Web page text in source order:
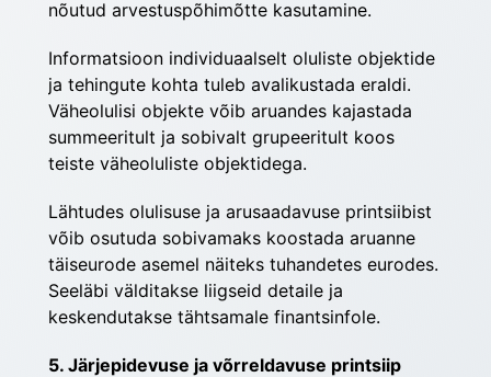
nõutud arvestuspõhimõtte kasutamine.
Informatsioon individuaalselt oluliste objektide
ja tehingute kohta tuleb avalikustada eraldi.
Väheolulisi objekte võib aruandes kajastada
summeeritult ja sobivalt grupeeritult koos
teiste väheoluliste objektidega.
Lähtudes olulisuse ja arusaadavuse printsiibist
võib osutuda sobivamaks koostada aruanne
täiseurode asemel näiteks tuhandetes eurodes.
Seeläbi välditakse liigseid detaile ja
keskendutakse tähtsamale finantsinfole.
5. Järjepidevuse ja võrreldavuse printsiip